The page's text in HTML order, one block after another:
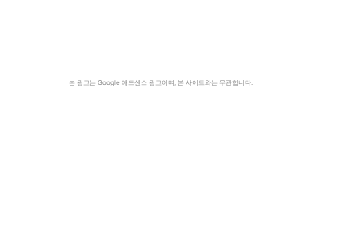
본 광고는 Google 애드센스 광고이며, 본 사이트와는 무관합니다.